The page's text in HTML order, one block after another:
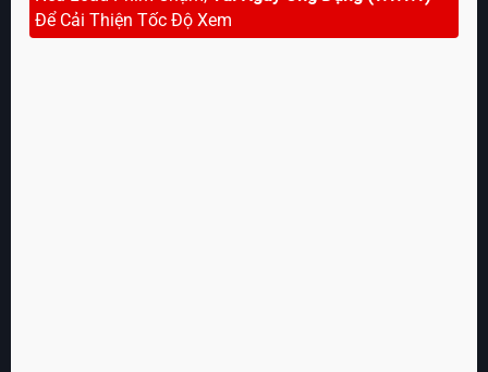
Để Cải Thiện Tốc Độ Xem